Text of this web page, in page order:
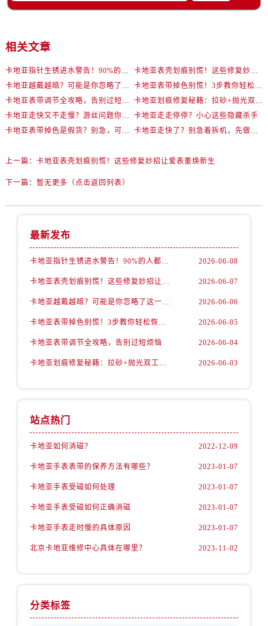
相关文章
卡地亚指针生锈进水警告！90%的人都忽略了这一点
卡地亚表壳划痕别慌！这些修复妙招让爱表重焕新生
卡地亚越戴越暗？可能是你忽略了这一步！
卡地亚表带掉色别慌！3步教你轻松恢复如新
卡地亚表带调节全攻略，告别过短烦恼
卡地亚划痕修复秘籍：拉砂+抛光双工艺还原如新
卡地亚走快又不走慢？游丝问题你了解多少？
卡地亚走走停停？小心这些隐藏杀手
卡地亚表带掉色是假货？别急，可能是这些日常习惯惹的祸
卡地亚走快了？别急着拆机，先做这一步
上一篇： 卡地亚表壳划痕别慌！这些修复妙招让爱表重焕新生
下一篇： 暂无更多（点击返回列表）
最新发布
卡地亚指针生锈进水警告！90%的人都忽略了这一点 2026-06-08
卡地亚表壳划痕别慌！这些修复妙招让爱表重焕新生 2026-06-07
卡地亚越戴越暗？可能是你忽略了这一步！ 2026-06-06
卡地亚表带掉色别慌！3步教你轻松恢复如新 2026-06-05
卡地亚表带调节全攻略，告别过短烦恼 2026-06-04
卡地亚划痕修复秘籍：拉砂+抛光双工艺还原如新 2026-06-03
站点热门
卡地亚如何消磁？ 2022-12-09
卡地亚手表表带的保养方法有哪些？ 2023-01-07
卡地亚手表受磁如何处理 2023-01-07
卡地亚手表受磁如何正确消磁 2023-01-07
卡地亚手表走时慢的具体原因 2023-01-07
北京卡地亚维修中心具体在哪里？ 2023-11-02
分类标签